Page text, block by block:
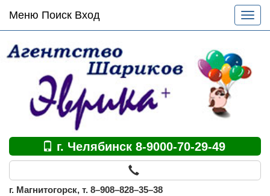
Основное
меню
по
Меню Поиск Вход
меню
г. Челябинск 8-9000-70-29-49
г. Магнитогорск, т. 8–908–828–35–38